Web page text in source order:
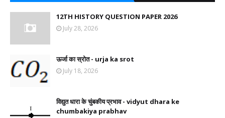
12TH HISTORY QUESTION PAPER 2026
July 28, 2026
ऊर्जा का स्रोत - urja ka srot
July 18, 2026
विद्युत धारा के चुंबकीय प्रभाव - vidyut dhara ke
chumbakiya prabhav